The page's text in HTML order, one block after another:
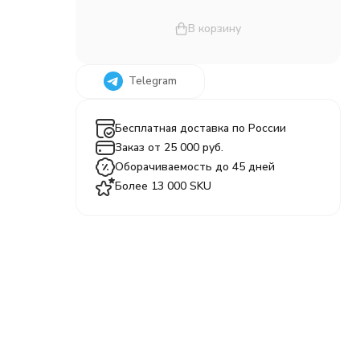
В корзину
Telegram
Бесплатная доставка по России
Заказ от 25 000 руб.
Оборачиваемость до 45 дней
Более 13 000 SKU